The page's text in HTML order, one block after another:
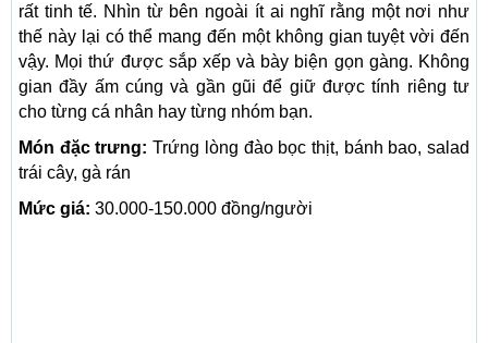
rất tinh tế. Nhìn từ bên ngoài ít ai nghĩ rằng một nơi như
thế này lại có thể mang đến một không gian tuyệt vời đến
vậy. Mọi thứ được sắp xếp và bày biện gọn gàng. Không
gian đầy ấm cúng và gần gũi để giữ được tính riêng tư
cho từng cá nhân hay từng nhóm bạn.
Món đặc trưng:Trứng lòng đào bọc thịt, bánh bao, salad
trái cây, gà rán
Mức giá: 30.000-150.000 đồng/người